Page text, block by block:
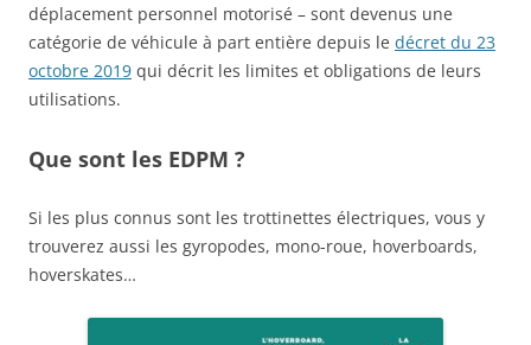
déplacement personnel motorisé – sont devenus une
catégorie de véhicule à part entière depuis le décret du 23
octobre 2019 qui décrit les limites et obligations de leurs
utilisations.
Que sont les EDPM ?
Si les plus connus sont les trottinettes électriques, vous y
trouverez aussi les gyropodes, mono-roue, hoverboards,
hoverskates…